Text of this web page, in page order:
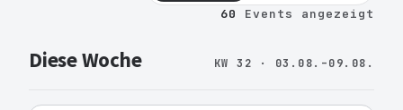
60
Events angezeigt
Diese Woche KW 32 · 03.08.–09.08.